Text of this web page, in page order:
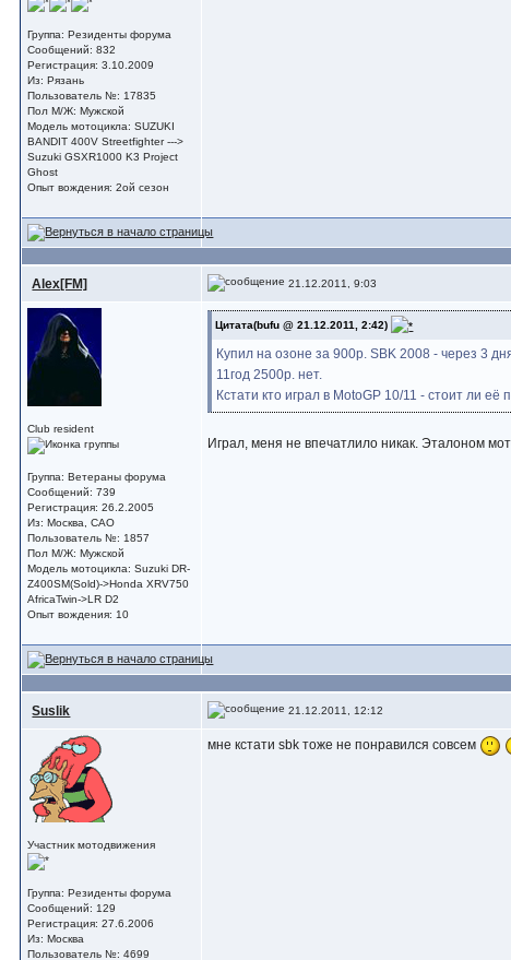
Группа: Резиденты форума
Сообщений: 832
Регистрация: 3.10.2009
Из: Рязань
Пользователь №: 17835
Пол М/Ж: Мужской
Модель мотоцикла: SUZUKI
BANDIT 400V Streetfighter --->
Suzuki GSXR1000 K3 Project
Ghost
Опыт вождения: 2ой сезон
Alex[FM] 21.12.2011, 9:03
Club resident
Группа: Ветераны форума
Сообщений: 739
Регистрация: 26.2.2005
Из: Москва, САО
Пользователь №: 1857
Пол М/Ж: Мужской
Модель мотоцикла: Suzuki DR-
Z400SM(Sold)->Honda XRV750
AfricaTwin->LR D2
Опыт вождения: 10
Цитата(bufu @ 21.12.2011, 2:42)
Купил на озоне за 900р. SBK 2008 - через 3
11год 2500р. нет.
Кстати кто играл в MotoGP 10/11 - стоит ли её
Играл, меня не впечатлило никак. Эталоном
Suslik 21.12.2011, 12:12
Участник мотодвижения
Группа: Резиденты форума
Сообщений: 129
Регистрация: 27.6.2006
Из: Москва
Пользователь №: 4699
мне кстати sbk тоже не понравился совсем